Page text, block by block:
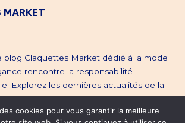
MARKET
blog Claquettes Market dédié à la mode
rencontre la responsabilité
Explorez les dernières actualités de la
dans l'univers de la seconde main,
des tendances. Découvrez notre site
cookies pour vous garantir la meilleure